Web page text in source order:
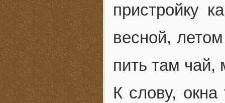
пристройку
весной,
пить там чай,
К слову,